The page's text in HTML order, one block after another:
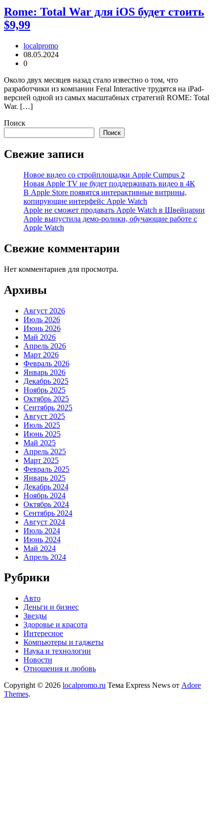
Rome: Total War для iOS будет стоить
$9,99
localpromo
08.05.2024
0
Около двух месяцев назад стало известно о том, что
разработчики из компании Feral Interactive трудятся на iPad-
версией одной из самых масштабных стратегий ROME: Total
War. […]
Поиск
Поиск
Свежие записи
Новое видео со стройплощадки Apple Cumpus 2
Новая Apple TV не будет поддерживать видео в 4К
В Apple Store появятся интерактивные витрины,
копирующие интерфейс Apple Watch
Apple не сможет продавать Apple Watch в Швейцарии
Apple выпустила демо-ролики, обучающие работе с
Apple Watch
Свежие комментарии
Нет комментариев для просмотра.
Архивы
Август 2026
Июль 2026
Июнь 2026
Май 2026
Апрель 2026
Март 2026
Февраль 2026
Январь 2026
Декабрь 2025
Ноябрь 2025
Октябрь 2025
Сентябрь 2025
Август 2025
Июль 2025
Июнь 2025
Май 2025
Апрель 2025
Март 2025
Февраль 2025
Январь 2025
Декабрь 2024
Ноябрь 2024
Октябрь 2024
Сентябрь 2024
Август 2024
Июль 2024
Июнь 2024
Май 2024
Апрель 2024
Рубрики
Авто
Деньги и бизнес
Звезды
Здоровье и красота
Интересное
Компьютеры и гаджеты
Наука и технологии
Новости
Отношения и любовь
Copyright © 2026 localpromo.ru Тема Express News от Adore
Themes.